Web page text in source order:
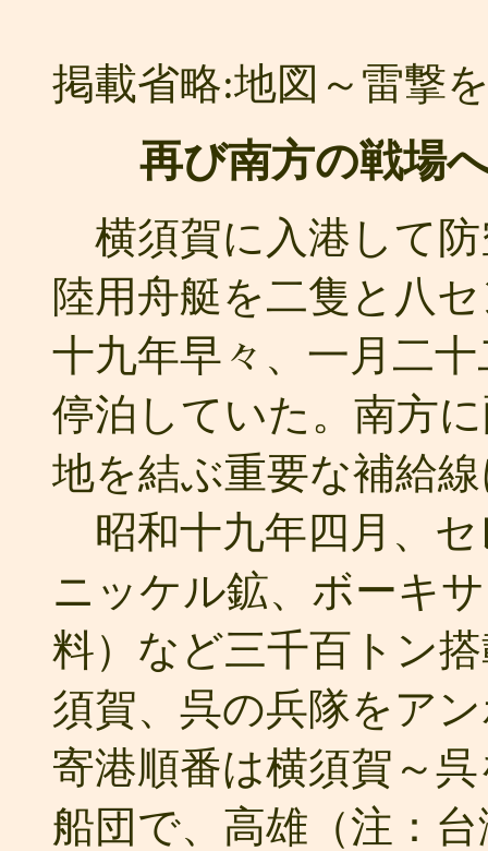
掲載省略:地図～雷撃
再び南方の戦場
横須賀に入港して
陸用舟艇を二隻と八
十九年早々、一月二
停泊していた。南方
地を結ぶ重要な補給
昭和十九年四月、
ニッケル鉱、ボーキ
料）など三千百トン
須賀、呉の兵隊をア
寄港順番は横須賀～
船団で、高雄（注：